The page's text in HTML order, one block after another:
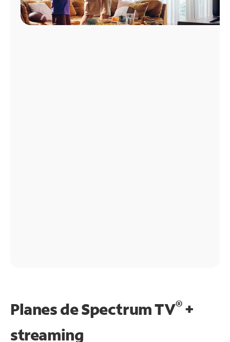
Planes de Spectrum TV®+
streaming